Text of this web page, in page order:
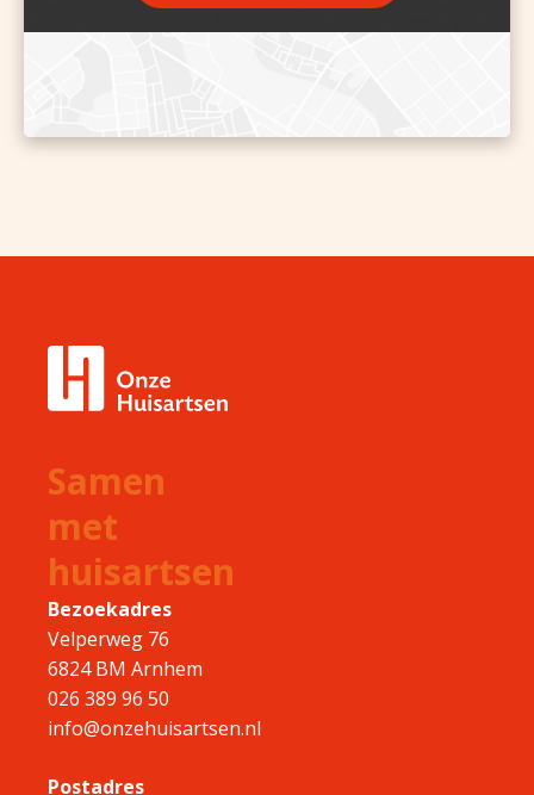
Samen
met
huisartsen
Bezoekadres
Velperweg 76
6824 BM Arnhem
026 389 96 50
info@onzehuisartsen.nl
Postadres